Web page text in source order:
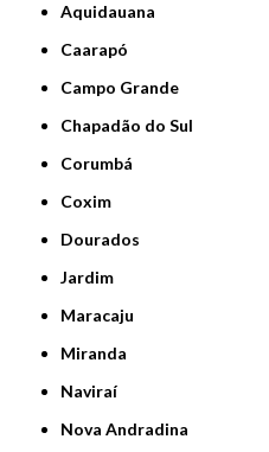
Aquidauana
Caarapó
Campo Grande
Chapadão do Sul
Corumbá
Coxim
Dourados
Jardim
Maracaju
Miranda
Naviraí
Nova Andradina